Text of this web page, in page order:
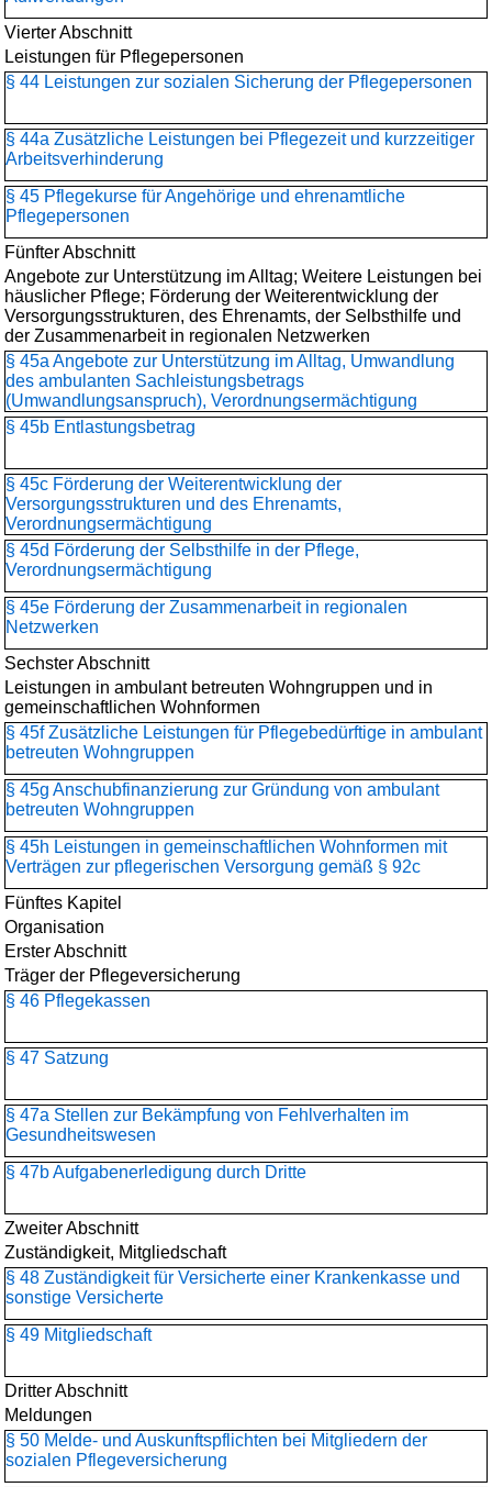
Vierter Abschnitt
Leistungen für Pflegepersonen
§ 44 Leistungen zur sozialen Sicherung der Pflegepersonen
§ 44a Zusätzliche Leistungen bei Pflegezeit und kurzzeitiger
Arbeitsverhinderung
§ 45 Pflegekurse für Angehörige und ehrenamtliche
Pflegepersonen
Fünfter Abschnitt
Angebote zur Unterstützung im Alltag; Weitere Leistungen bei
häuslicher Pflege; Förderung der Weiterentwicklung der
Versorgungsstrukturen, des Ehrenamts, der Selbsthilfe und
der Zusammenarbeit in regionalen Netzwerken
§ 45a Angebote zur Unterstützung im Alltag, Umwandlung
des ambulanten Sachleistungsbetrags
(Umwandlungsanspruch), Verordnungsermächtigung
§ 45b Entlastungsbetrag
§ 45c Förderung der Weiterentwicklung der
Versorgungsstrukturen und des Ehrenamts,
Verordnungsermächtigung
§ 45d Förderung der Selbsthilfe in der Pflege,
Verordnungsermächtigung
§ 45e Förderung der Zusammenarbeit in regionalen
Netzwerken
Sechster Abschnitt
Leistungen in ambulant betreuten Wohngruppen und in
gemeinschaftlichen Wohnformen
§ 45f Zusätzliche Leistungen für Pflegebedürftige in ambulant
betreuten Wohngruppen
§ 45g Anschubfinanzierung zur Gründung von ambulant
betreuten Wohngruppen
§ 45h Leistungen in gemeinschaftlichen Wohnformen mit
Verträgen zur pflegerischen Versorgung gemäß § 92c
Fünftes Kapitel
Organisation
Erster Abschnitt
Träger der Pflegeversicherung
§ 46 Pflegekassen
§ 47 Satzung
§ 47a Stellen zur Bekämpfung von Fehlverhalten im
Gesundheitswesen
§ 47b Aufgabenerledigung durch Dritte
Zweiter Abschnitt
Zuständigkeit, Mitgliedschaft
§ 48 Zuständigkeit für Versicherte einer Krankenkasse und
sonstige Versicherte
§ 49 Mitgliedschaft
Dritter Abschnitt
Meldungen
§ 50 Melde- und Auskunftspflichten bei Mitgliedern der
sozialen Pflegeversicherung